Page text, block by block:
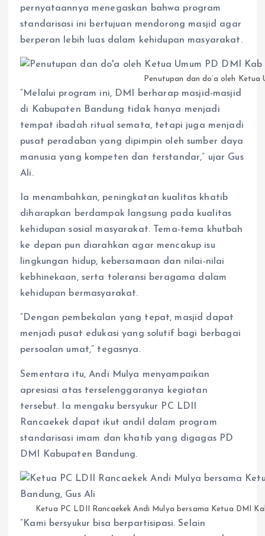
pernyataannya menegaskan bahwa program
standarisasi ini bertujuan mendorong masjid agar
berperan lebih luas dalam kehidupan masyarakat.
Penutupan dan do’a oleh
“Melalui program ini, DMI berharap masjid-masjid
di Kabupaten Bandung tidak hanya menjadi
tempat ibadah ritual semata, tetapi juga menjadi
pusat peradaban yang dipimpin oleh sumber daya
manusia yang kompeten dan terstandar,” ujar Gus
Ali.
Ia menambahkan, peningkatan kualitas khatib
diharapkan berdampak langsung pada kualitas
kehidupan sosial masyarakat. Tema-tema khutbah
ke depan pun diarahkan agar mencakup isu
lingkungan hidup, kebersamaan dan nilai-nilai
kebhinekaan, serta toleransi beragama dalam
kehidupan bermasyarakat.
“Dengan pembekalan yang tepat, masjid dapat
menjadi pusat edukasi yang solutif bagi berbagai
persoalan umat,” tegasnya.
Sementara itu, Andi Mulya menyampaikan
apresiasi atas terselenggaranya kegiatan
tersebut. Ia mengaku bersyukur PC LDII
Rancaekek dapat ikut andil dalam program
standarisasi imam dan khatib yang digagas PD
DMI Kabupaten Bandung.
Ketua PC LDII Rancaekek Andi Mulya bersama Ketua DMI
“Kami bersyukur bisa berpartisipasi. Selain